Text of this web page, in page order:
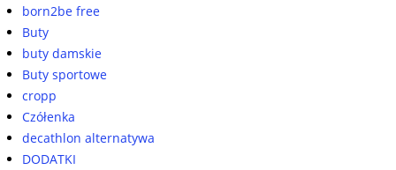
born2be free
Buty
buty damskie
Buty sportowe
cropp
Czółenka
decathlon alternatywa
DODATKI